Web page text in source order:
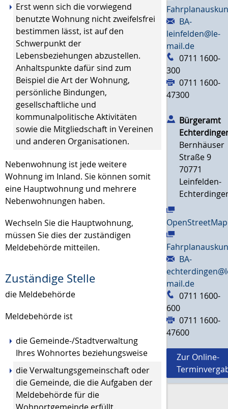
Erst wenn sich die vorwiegend
benutzte Wohnung nicht zweifelsfrei
bestimmen lässt, ist auf den
Schwerpunkt der
Lebensbeziehungen abzustellen.
Anhaltspunkte dafür sind zum
Beispiel die Art der Wohnung,
persönliche Bindungen,
gesellschaftliche und
kommunalpolitische Aktivitäten
sowie die Mitgliedschaft in Vereinen
und anderen Organisationen.
Nebenwohnung ist jede weitere
Wohnung im Inland. Sie können somit
eine Hauptwohnung und mehrere
Nebenwohnungen haben.
Wechseln Sie die Hauptwohnung,
müssen Sie dies der zuständigen
Meldebehörde mitteilen.
Zuständige Stelle
die Meldebehörde
Meldebehörde ist
die Gemeinde-/Stadtverwaltung
Ihres Wohnortes beziehungsweise
die Verwaltungsgemeinschaft oder
die Gemeinde, die die Aufgaben der
Meldebehörde für die
BA-
leinfelden@le-
mail.de
0711 1600-
300
0711 1600-
47300
Bürgeramt
Bernhäuser
Straße 9
70771
Leinfelden-
OpenStreetMap
BA-
mail.de
0711 1600-
600
0711 1600-
47600
Zur Online-